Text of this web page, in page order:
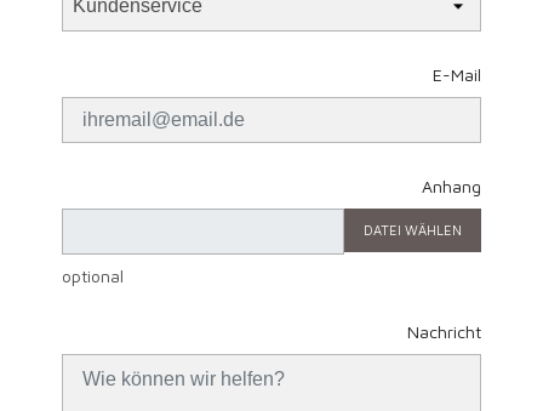
E-Mail
Anhang
DATEI WÄHLEN
optional
Nachricht